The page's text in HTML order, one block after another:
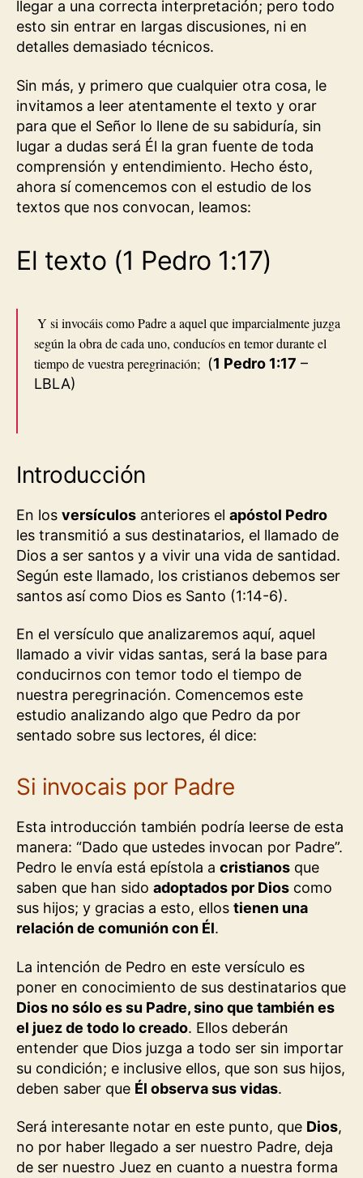
llegar a una correcta interpretación; pero todo
esto sin entrar en largas discusiones, ni en
detalles demasiado técnicos.
Sin más, y primero que cualquier otra cosa, le
invitamos a leer atentamente el texto y orar
para que el Señor lo llene de su sabiduría, sin
lugar a dudas será Él la gran fuente de toda
comprensión y entendimiento. Hecho ésto,
ahora sí comencemos con el estudio de los
textos que nos convocan, leamos:
El texto (1 Pedro 1:17)
Y si invocáis como Padre a aquel que imparcialmente juzga
según la obra de cada uno, conducíos en temor durante el
tiempo de vuestra peregrinación; (1 Pedro 1:17 –
LBLA)
Introducción
En los versículos anteriores el apóstol Pedro
les transmitió a sus destinatarios, el llamado de
Dios a ser santos y a vivir una vida de santidad.
Según este llamado, los cristianos debemos ser
santos así como Dios es Santo (1:14-6).
En el versículo que analizaremos aquí, aquel
llamado a vivir vidas santas, será la base para
conducirnos con temor todo el tiempo de
nuestra peregrinación. Comencemos este
estudio analizando algo que Pedro da por
sentado sobre sus lectores, él dice:
Si invocais por Padre
Esta introducción también podría leerse de esta
manera: “Dado que ustedes invocan por Padre”.
Pedro le envía está epístola a cristianos que
saben que han sido adoptados por Dios como
sus hijos; y gracias a esto, ellos tienen una
relación de comunión con Él.
La intención de Pedro en este versículo es
poner en conocimiento de sus destinatarios que
Dios no sólo es su Padre, sino que también es
el juez de todo lo creado. Ellos deberán
entender que Dios juzga a todo ser sin importar
su condición; e inclusive ellos, que son sus hijos,
deben saber que Él observa sus vidas.
Será interesante notar en este punto, que Dios,
no por haber llegado a ser nuestro Padre, deja
de ser nuestro Juez en cuanto a nuestra forma